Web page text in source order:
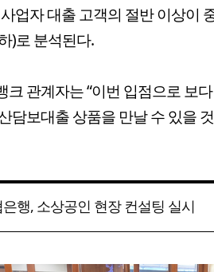
업자 대출 고객의 절반 이상이
)로 분석된다.
크 관계자는 “이번 입점으로 보
담보대출 상품을 만날 수 있을
행, 소상공인 현장 컨설팅 실시